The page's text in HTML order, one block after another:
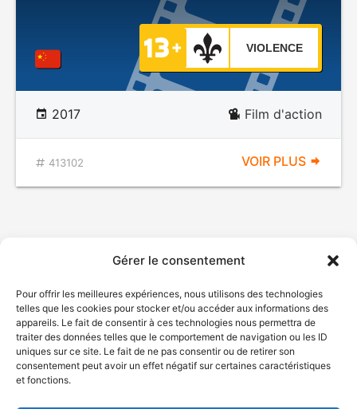
Gérer le consentement
Pour offrir les meilleures expériences, nous utilisons des technologies
telles que les cookies pour stocker et/ou accéder aux informations des
appareils. Le fait de consentir à ces technologies nous permettra de
traiter des données telles que le comportement de navigation ou les ID
uniques sur ce site. Le fait de ne pas consentir ou de retirer son
consentement peut avoir un effet négatif sur certaines caractéristiques
et fonctions.
VIOLENCE
2017 Film d'action
413102 VOIR PLUS